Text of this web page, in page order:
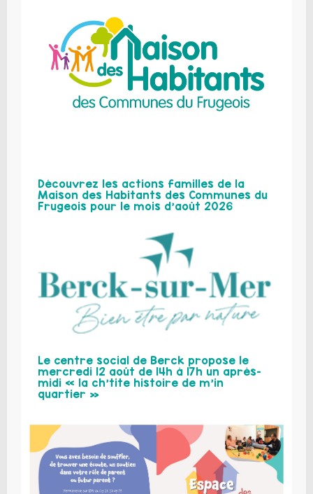
Découvrez les actions familles de la
Maison des Habitants des Communes du
Frugeois pour le mois d’août 2026
Le centre social de Berck propose le
mercredi 12 août de 14h à 17h un après-
midi « la ch’tite histoire de m’in
quartier »